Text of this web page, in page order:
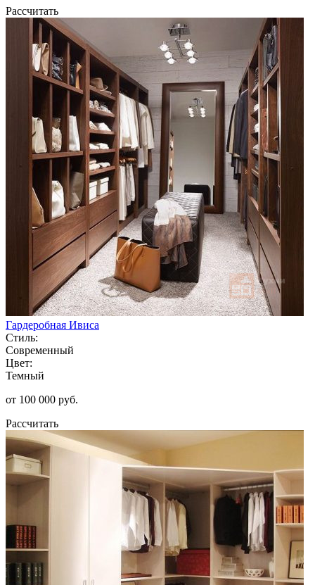
Рассчитать
Гардеробная Ивиса
Стиль:
Современный
Цвет:
Темный
от 100 000 руб.
Рассчитать